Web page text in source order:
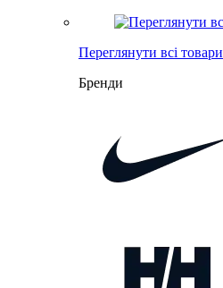
Переглянути всі товари
Бренди